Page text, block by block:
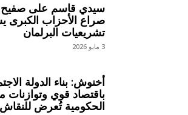
سيدي قاسم على صفيح
صراع الأحزاب الكبرى
تشريعيات البرلمان
3 مايو 2026
أخنوش: بناء الدولة
باقتصاد قوي وتوازنات
الحكومية تُعرض